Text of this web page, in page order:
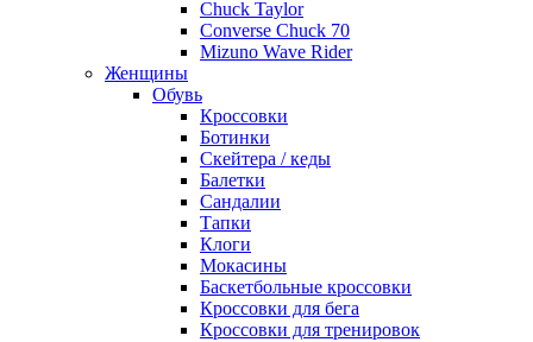
Chuck Taylor
Converse Chuck 70
Mizuno Wave Rider
Женщины
Обувь
Кроссовки
Ботинки
Скейтера / кеды
Балетки
Сандалии
Тапки
Клоги
Мокасины
Баскетбольные кроссовки
Кроссовки для бега
Кроссовки для тренировок